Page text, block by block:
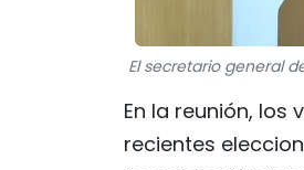
El secretario general
En la reunión,
recientes